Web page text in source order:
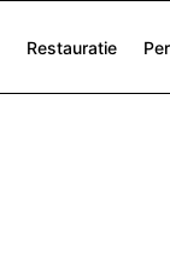
Restauratie